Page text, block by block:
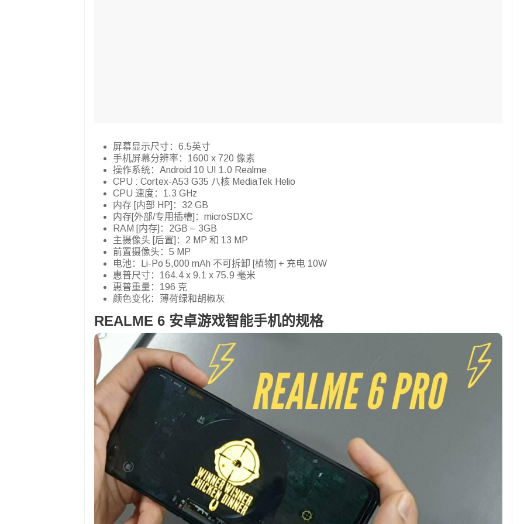
屏幕显示尺寸：6.5英寸
手机屏幕分辨率：1600 x 720 像素
操作系统：Android 10 UI 1.0 Realme
CPU : Cortex-A53 G35 八核 MediaTek Helio
CPU 速度：1.3 GHz
内存 [内部 HP]：32 GB
内存[外部/专用插槽]：microSDXC
RAM [内存]：2GB – 3GB
主摄像头 [后置]：2 MP 和 13 MP
前置摄像头：5 MP
电池：Li-Po 5,000 mAh 不可拆卸 [植物] + 充电 10W
惠普尺寸：164.4 x 9.1 x 75.9 毫米
惠普重量：196 克
颜色变化：薄荷绿和胡椒灰
REALME 6 安卓游戏智能手机的规格